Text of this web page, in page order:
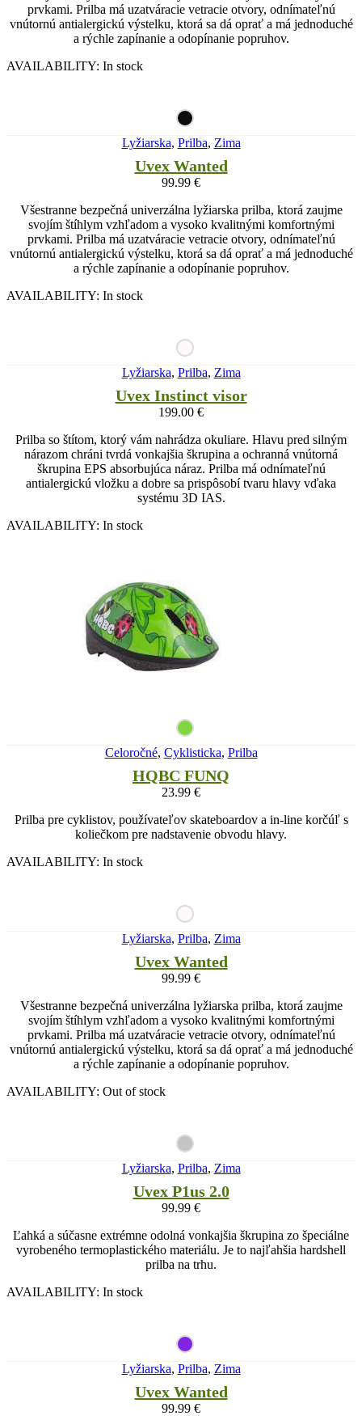
prvkami. Prilba má uzatváracie vetracie otvory, odnímateľnú
vnútornú antialergickú výstelku, ktorá sa dá oprať a má jednoduché
a rýchle zapínanie a odopínanie popruhov.
AVAILABILITY: In stock
Lyžiarska, Prilba, Zima
Uvex Wanted
99.99 €
Všestranne bezpečná univerzálna lyžiarska prilba, ktorá zaujme
svojím štíhlym vzhľadom a vysoko kvalitnými komfortnými
prvkami. Prilba má uzatváracie vetracie otvory, odnímateľnú
vnútornú antialergickú výstelku, ktorá sa dá oprať a má jednoduché
a rýchle zapínanie a odopínanie popruhov.
AVAILABILITY: In stock
Lyžiarska, Prilba, Zima
Uvex Instinct visor
199.00 €
Prilba so štítom, ktorý vám nahrádza okuliare. Hlavu pred silným
nárazom chráni tvrdá vonkajšia škrupina a ochranná vnútorná
škrupina EPS absorbujúca náraz. Prilba má odnímateľnú
antialergickú vložku a dobre sa prispôsobí tvaru hlavy vďaka
systému 3D IAS.
AVAILABILITY: In stock
Celoročné, Cyklisticka, Prilba
HQBC FUNQ
23.99 €
Prilba pre cyklistov, používateľov skateboardov a in-line korčúľ s
koliečkom pre nadstavenie obvodu hlavy.
AVAILABILITY: In stock
Lyžiarska, Prilba, Zima
Uvex Wanted
99.99 €
Všestranne bezpečná univerzálna lyžiarska prilba, ktorá zaujme
svojím štíhlym vzhľadom a vysoko kvalitnými komfortnými
prvkami. Prilba má uzatváracie vetracie otvory, odnímateľnú
vnútornú antialergickú výstelku, ktorá sa dá oprať a má jednoduché
a rýchle zapínanie a odopínanie popruhov.
AVAILABILITY: Out of stock
Lyžiarska, Prilba, Zima
Uvex P1us 2.0
99.99 €
Ľahká a súčasne extrémne odolná vonkajšia škrupina zo špeciálne
vyrobeného termoplastického materiálu. Je to najľahšia hardshell
prilba na trhu.
AVAILABILITY: In stock
Lyžiarska, Prilba, Zima
Uvex Wanted
99.99 €